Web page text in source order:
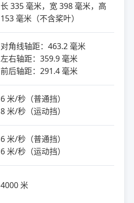
长 335 毫米，宽 398 毫米，高
153 毫米（不含桨叶）
对角线轴距：463.2 毫米
左右轴距：359.9 毫米
前后轴距：291.4 毫米
6 米/秒（普通挡）
8 米/秒（运动挡）
6 米/秒（普通挡）
6 米/秒（运动挡）
4000 米